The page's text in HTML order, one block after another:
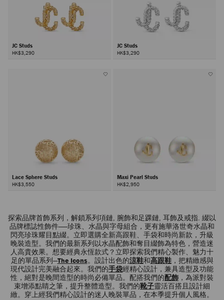
JC Studs
HK$3,290
JC Studs
HK$3,290
Lace Sphere Studs
HK$3,550
Maxi Pearl Studs
HK$2,950
頁
探索品牌首飾系列，解鎖系列項鏈, 腕飾和足踝鏈, 耳飾及戒指. 綴以
品牌標誌性飾件——珍珠、水晶與字母組合，更有施華洛世奇水晶和
閃亮珍珠耀目點綴。立即選購全新高跟鞋、手袋和時尚新款，升級
晚裝造型。我們的最新系列以水晶配飾和奪目綴飾為特色，營造迷
人高貴效果。想要經典永恆款式？立即探索我們精心製作、魅力十
足的單品系列—The Icons。設計出色的涼鞋和高跟鞋，把精緻感與
現代設計完美融合起來。我們的手袋經精心設計，兼具造型及功能
性，絕對是晚間造型的時尚必備單品。配搭我們的配飾 ，為派對裝
束增添點睛之筆，提升整體造型。我們的靴子靈活百搭且設計細
緻。穿上經我們精心設計的迷人晚裝單品，在本季提升個人風格。